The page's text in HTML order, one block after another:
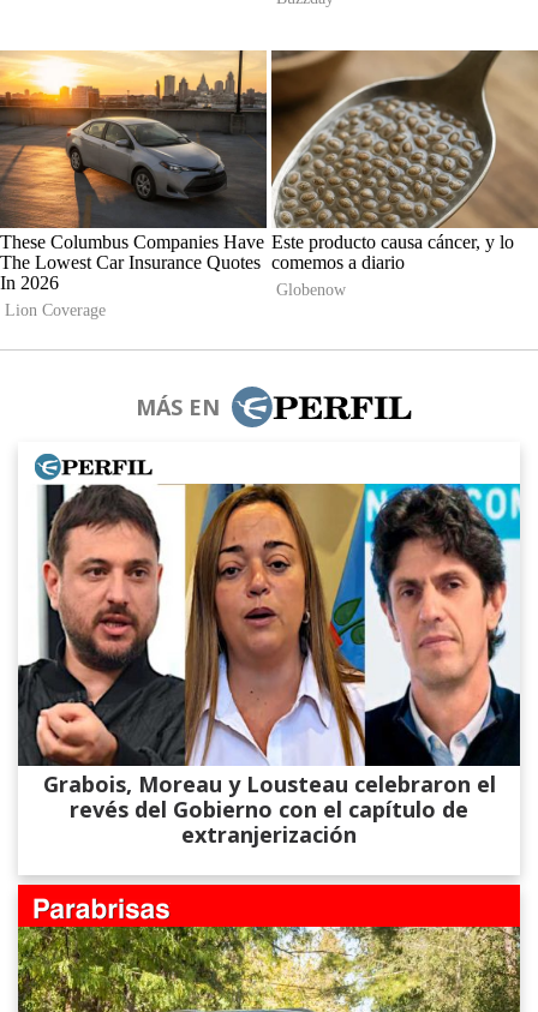
MÁS EN
Grabois, Moreau y Lousteau celebraron el
revés del Gobierno con el capítulo de
extranjerización